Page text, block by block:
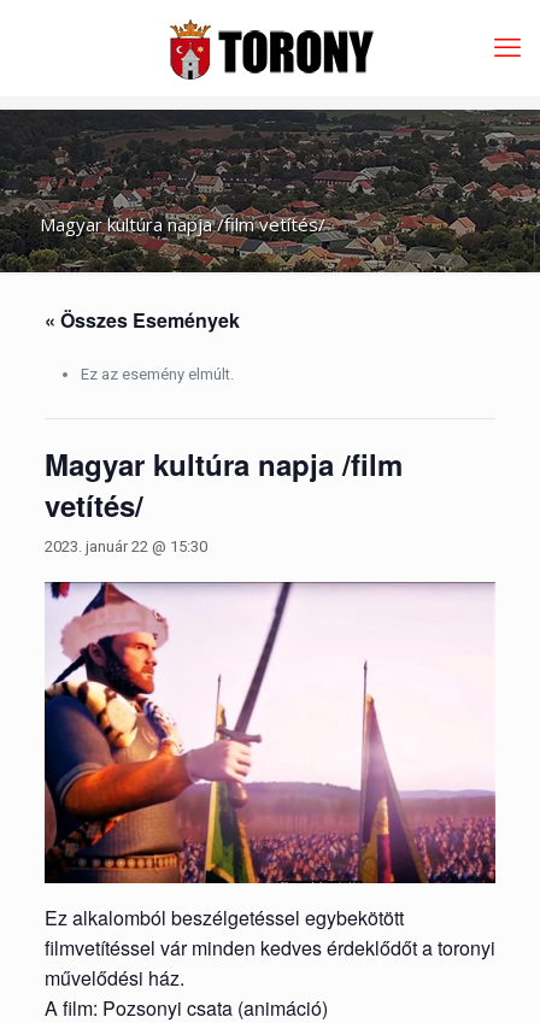
Magyar kultúra napja /film vetítés/
« Összes Események
Ez az esemény elmúlt.
Magyar kultúra napja /film
vetítés/
2023. január 22 @ 15:30
Ez alkalomból beszélgetéssel egybekötött
filmvetítéssel vár minden kedves érdeklődőt a toronyi
művelődési ház.
A film: Pozsonyi csata (animáció)